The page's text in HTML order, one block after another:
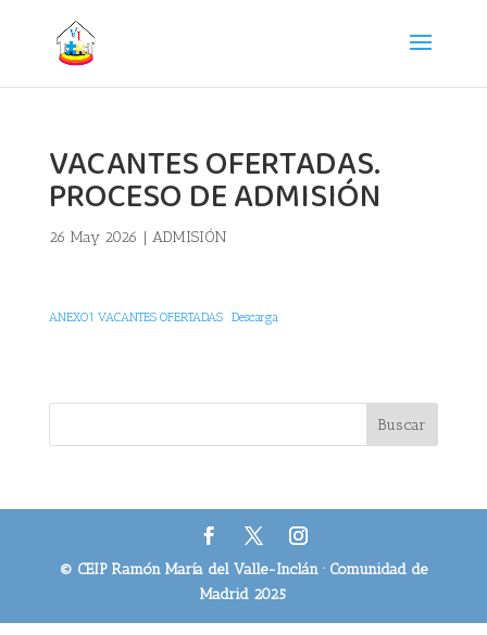
VACANTES OFERTADAS.
PROCESO DE ADMISIÓN
26 May 2026 | ADMISIÓN
ANEXO1 VACANTES OFERTADAS Descarga
Buscar
© CEIP Ramón María del Valle-Inclán · Comunidad de
Madrid 2025